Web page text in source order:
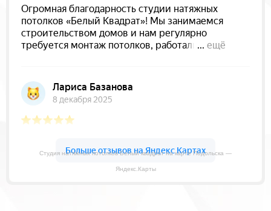
Студия натяжных потолков Белый квадрат на карте Подольска —
Яндекс.Карты